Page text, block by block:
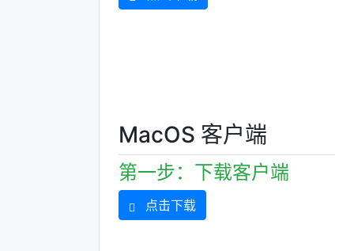
MacOS 客户端
第一步：下载客户端
点击下载